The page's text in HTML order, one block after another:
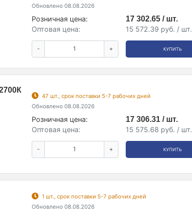
Обновлено 08.08.2026
Розничная цена:
17 302.65 / шт.
Оптовая цена:
15 572.39 руб. / шт.
- + КУПИТЬ
47 шт., срок поставки 5-7 рабочих дней
Обновлено 08.08.2026
Розничная цена:
17 306.31 / шт.
Оптовая цена:
15 575.68 руб. / шт.
- + КУПИТЬ
1 шт., срок поставки 5-7 рабочих дней
Обновлено 08.08.2026